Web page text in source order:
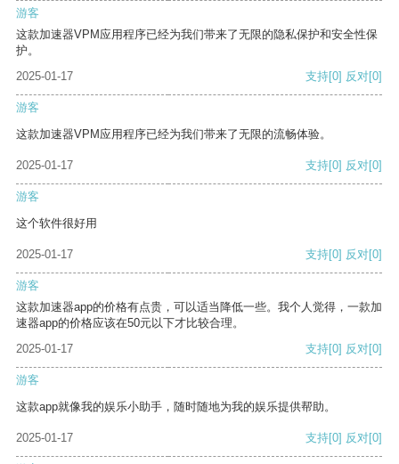
游客
这款加速器VPM应用程序已经为我们带来了无限的隐私保护和安全性保
护。
2025-01-17
支持[0] 反对[0]
游客
这款加速器VPM应用程序已经为我们带来了无限的流畅体验。
2025-01-17 支持[0] 反对[0]
游客
这个软件很好用
2025-01-17 支持[0] 反对[0]
游客
这款加速器app的价格有点贵，可以适当降低一些。我个人觉得，一款加
速器app的价格应该在50元以下才比较合理。
2025-01-17
支持[0] 反对[0]
游客
这款app就像我的娱乐小助手，随时随地为我的娱乐提供帮助。
2025-01-17 支持[0] 反对[0]